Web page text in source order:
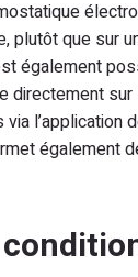
plutôt que sur
également
directement
l’application
également